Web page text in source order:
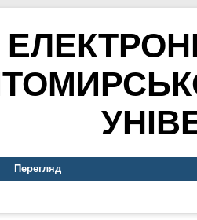
Перегляд